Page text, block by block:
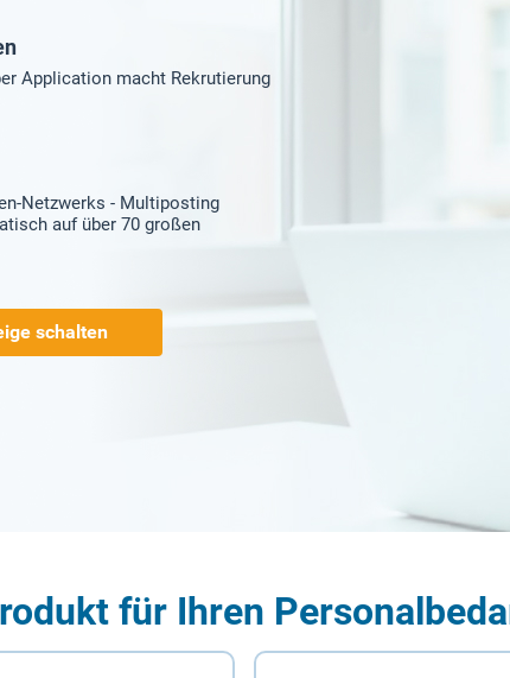
Application macht Rekrutierung
Netzwerks - Multiposting
auf über 70 großen
schalten
für Ihren